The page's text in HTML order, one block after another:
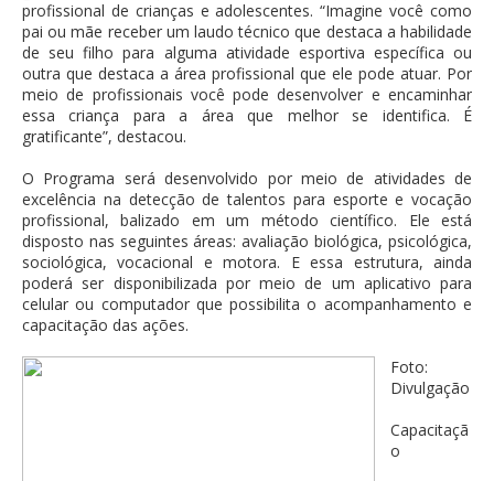
profissional de crianças e adolescentes. “Imagine você como
pai ou mãe receber um laudo técnico que destaca a habilidade
de seu filho para alguma atividade esportiva específica ou
outra que destaca a área profissional que ele pode atuar. Por
meio de profissionais você pode desenvolver e encaminhar
essa criança para a área que melhor se identifica. É
gratificante”, destacou.
O Programa será desenvolvido por meio de atividades de
excelência na detecção de talentos para esporte e vocação
profissional, balizado em um método científico. Ele está
disposto nas seguintes áreas: avaliação biológica, psicológica,
sociológica, vocacional e motora. E essa estrutura, ainda
poderá ser disponibilizada por meio de um aplicativo para
celular ou computador que possibilita o acompanhamento e
capacitação das ações.
Foto:
Divulgação
Capacitaçã
o